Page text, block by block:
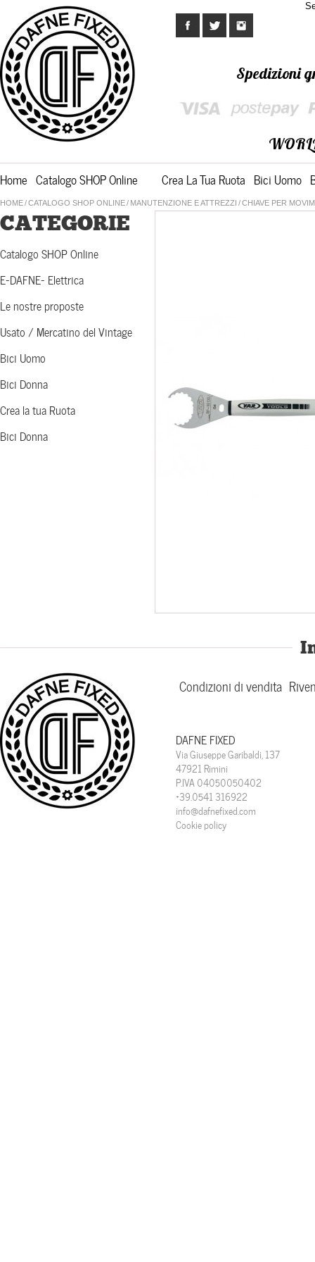
Home Catalogo SHOP Online Crea La Tua Ruota Bici Uomo
Spedizioni
HOME/CATALOGO SHOP ONLINE/ MANUTENZIONE E ATTREZZI /CHIAVE PER
CATEGORIE
Catalogo SHOP Online
E-DAFNE- Elettrica
Le nostre proposte
Usato / Mercatino del Vintage
Bici Uomo
Bici Donna
Crea la tua Ruota
Bici Donna
Condizioni di vendita
DAFNE FIXED
Via Giuseppe Garibaldi, 137
47921 Rimini
P.IVA 04050050402
+39.0541 316922
info@dafnefixed.com
Cookie policy